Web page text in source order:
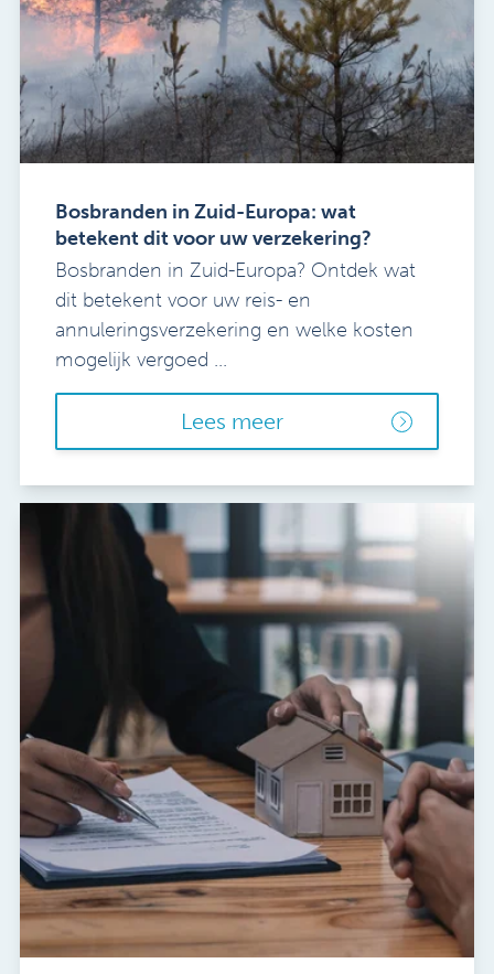
Bosbranden in Zuid-Europa: wat
betekent dit voor uw verzekering?
Bosbranden in Zuid-Europa? Ontdek wat
dit betekent voor uw reis- en
annuleringsverzekering en welke kosten
mogelijk vergoed ...
Lees meer